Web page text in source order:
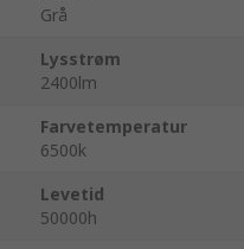
Grå
Lysstrøm
2400lm
Farvetemperatur
6500k
Levetid
50000h